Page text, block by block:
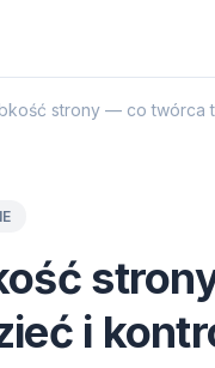
strony — co twórca
i